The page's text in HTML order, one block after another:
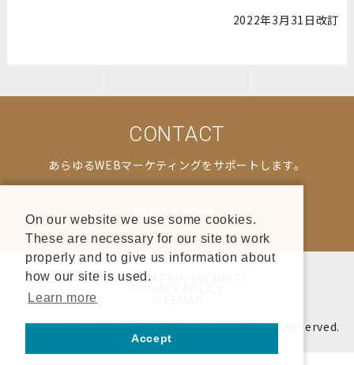
2022年3月31日改訂
CONTACT
あらゆるWEBマーケティングをサポートします。
INFORMATION SECURITY
Copyrights © ALLMANAGE co.,ltd All Rights Reserved.
On our website we use some cookies.
These are necessary for our site to work
properly and to give us information about
how our site is used.
Learn more
Accept